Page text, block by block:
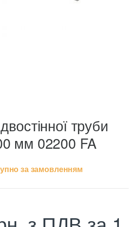
труби
мм 02200 FA
за замовленням